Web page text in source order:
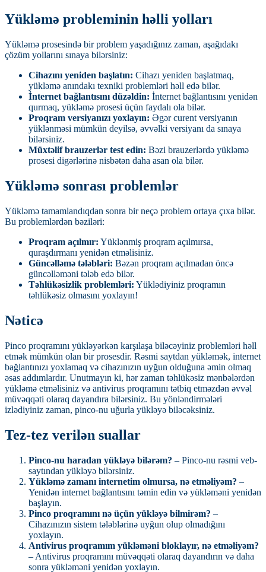
Yükləmə probleminin həlli yolları
Yükləmə prosesində bir problem yaşadığınız zaman, aşağıdakı
çözüm yollarını sınaya bilərsiniz:
Cihazını yeniden başlatın: Cihazı yeniden başlatmaq,
yükləmə anındakı texniki problemləri həll edə bilər.
İnternet bağlantısını düzəldin: İnternet bağlantısını yenidən
qurmaq, yükləmə prosesi üçün faydalı ola bilər.
Proqram versiyanızı yoxlayın: Əgər curent versiyanın
yüklənməsi mümkün deyilsə, əvvəlki versiyanı da sınaya
bilərsiniz.
Müxtəlif brauzerlər test edin: Bəzi brauzerlərdə yükləmə
prosesi digərlərinə nisbətən daha asan ola bilər.
Yükləmə sonrası problemlər
Yükləmə tamamlandıqdan sonra bir neçə problem ortaya çıxa bilər.
Bu problemlərdən bəziləri:
Proqram açılmır: Yüklənmiş proqram açılmırsa,
quraşdırmanı yenidən etməlisiniz.
Güncəlləmə tələbləri: Bəzən proqram açılmadan öncə
güncəlləməni tələb edə bilər.
Təhlükəsizlik problemləri: Yüklədiyiniz proqramın
təhlükəsiz olmasını yoxlayın!
Nəticə
Pinco proqramını yükləyərkən karşılaşa biləcəyiniz problemləri həll
etmək mümkün olan bir prosesdir. Rəsmi saytdan yükləmək, internet
bağlantınızı yoxlamaq və cihazınızın uyğun olduğuna əmin olmaq
əsas addımlardır. Unutmayın ki, hər zaman təhlükəsiz mənbələrdən
yükləmə etməlisiniz və antivirus proqramını tətbiq etməzdən əvvəl
müvəqqəti olaraq dayandıra bilərsiniz. Bu yönləndirmələri
izlədiyiniz zaman, pinco-nu uğurla yükləyə biləcəksiniz.
Tez-tez verilən suallar
Pinco-nu haradan yükləyə bilərəm? – Pinco-nu rəsmi veb-
saytından yükləyə bilərsiniz.
Yükləmə zamanı internetim olmursa, nə etməliyəm? –
Yenidən internet bağlantısını təmin edin və yükləməni yenidən
başlayın.
Pinco proqramını nə üçün yükləyə bilmirəm? –
Cihazınızın sistem tələblərinə uyğun olup olmadığını
yoxlayın.
Antivirus proqramım yükləməni bloklayır, nə etməliyəm?
– Antivirus proqramını müvəqqəti olaraq dayandırın və daha
sonra yükləməni yenidən yoxlayın.